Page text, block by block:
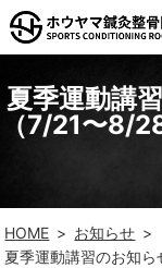
夏季運動講
（7/21〜8/
HOME
お知らせ
夏季運動講習のお知